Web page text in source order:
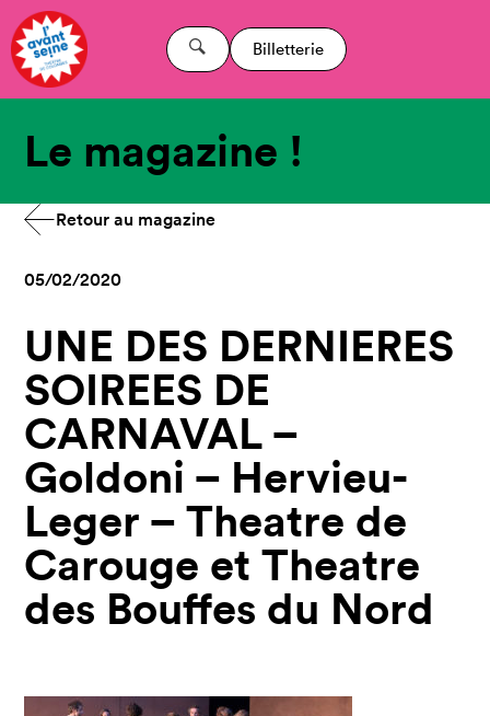
Billetterie
Le magazine !
Retour au magazine
05/02/2020
UNE DES DERNIERES
SOIREES DE
CARNAVAL –
Goldoni – Hervieu-
Leger – Theatre de
Carouge et Theatre
des Bouffes du Nord